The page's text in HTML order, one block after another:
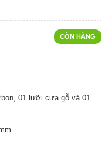
CÒN HÀNG
01 lưỡi cưa gỗ và 01